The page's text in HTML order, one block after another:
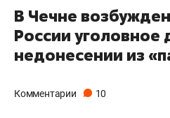
В Чечне
России уголовное
недонесении из
Комментарии 10